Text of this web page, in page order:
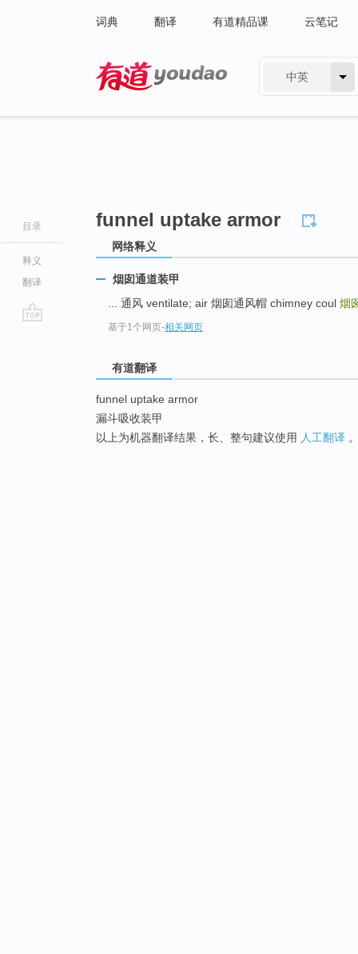
词典 翻译 有道精品课 云笔记
中英
目录
释义
翻译
funnel uptake armor
网络释义
烟囱通道装甲
... 通风 ventilate; air 烟囱通风帽 chimney coul 烟
基于1个网页-相关网页
有道翻译
funnel uptake armor
漏斗吸收装甲
以上为机器翻译结果，长、整句建议使用 人工翻译